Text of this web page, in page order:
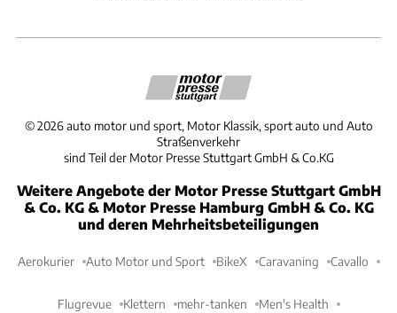
©2026 auto motor und sport, Motor Klassik, sport auto und Auto
Straßenverkehr
sind Teil der Motor Presse Stuttgart GmbH & Co.KG
Weitere Angebote der Motor Presse Stuttgart GmbH
& Co. KG & Motor Presse Hamburg GmbH & Co. KG
und deren Mehrheitsbeteiligungen
Aerokurier Auto Motor und Sport BikeX Caravaning Cavallo
Flugrevue Klettern mehr-tanken Men's Health